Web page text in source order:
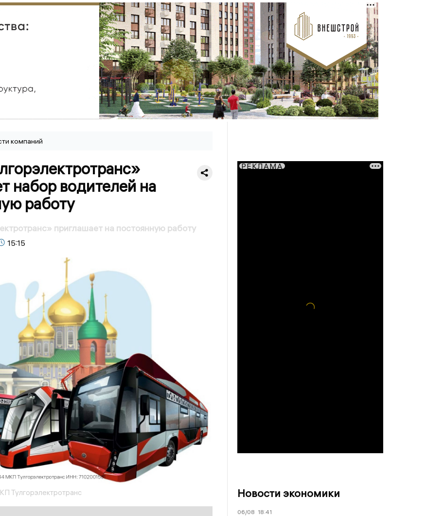
компаний
набор водителей на
работу
приглашает на постоянную работу
15:15
Тулгорэлектротранс
РЕКЛАМА
Новости экономики
06/08 18:41